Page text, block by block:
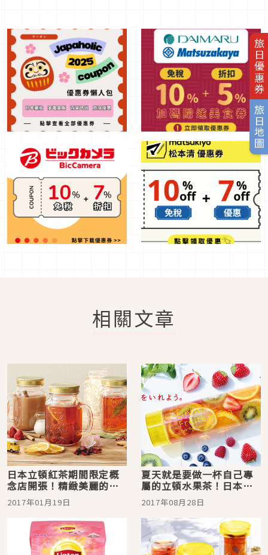
旅日優惠券
旅日地圖
相關文章
日本立頓紅茶期間限定概
念店開張！精緻美麗的玻
璃提罐等你挑！
2017年01月19日
夏天就是要做一杯自己專
屬的立頓水果茶！日本
2017年立頓期間限定店又
來啦
2017年08月28日